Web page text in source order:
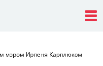
мэром Ирпеня Карплюком